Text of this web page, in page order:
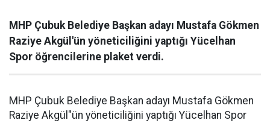
MHP Çubuk Belediye Başkan adayı Mustafa Gökmen
Raziye Akgül'ün yöneticiliğini yaptığı Yücelhan
Spor öğrencilerine plaket verdi.
MHP Çubuk Belediye Başkan adayı Mustafa Gökmen
Raziye Akgül"ün yöneticiliğini yaptığı Yücelhan Spor